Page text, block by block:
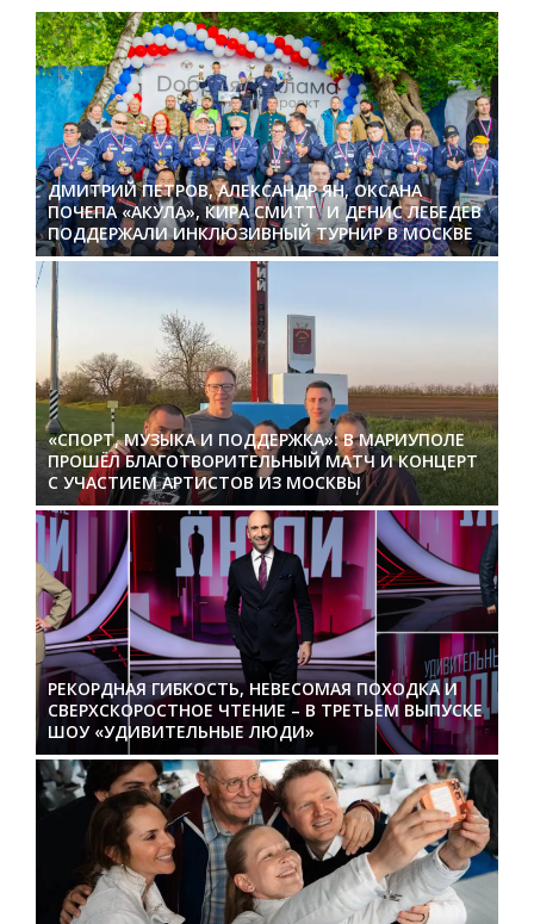
ДМИТРИЙ ПЕТРОВ, АЛЕКСАНДР ЯН, ОКСАНА
ПОЧЕПА «АКУЛА», КИРА СМИТТ И ДЕНИС ЛЕБЕДЕВ
ПОДДЕРЖАЛИ ИНКЛЮЗИВНЫЙ ТУРНИР В МОСКВЕ
«СПОРТ, МУЗЫКА И ПОДДЕРЖКА»: В МАРИУПОЛЕ
ПРОШЁЛ БЛАГОТВОРИТЕЛЬНЫЙ МАТЧ И КОНЦЕРТ
С УЧАСТИЕМ АРТИСТОВ ИЗ МОСКВЫ
РЕКОРДНАЯ ГИБКОСТЬ, НЕВЕСОМАЯ ПОХОДКА И
СВЕРХСКОРОСТНОЕ ЧТЕНИЕ – В ТРЕТЬЕМ ВЫПУСКЕ
ШОУ «УДИВИТЕЛЬНЫЕ ЛЮДИ»